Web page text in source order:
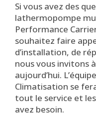
Si vous avez des
lathermopompe
Performance
souhaitez faire
d’installation, de
nous vous invitons à
aujourd’hui.
Climatisation se
tout le service et
avez besoin.